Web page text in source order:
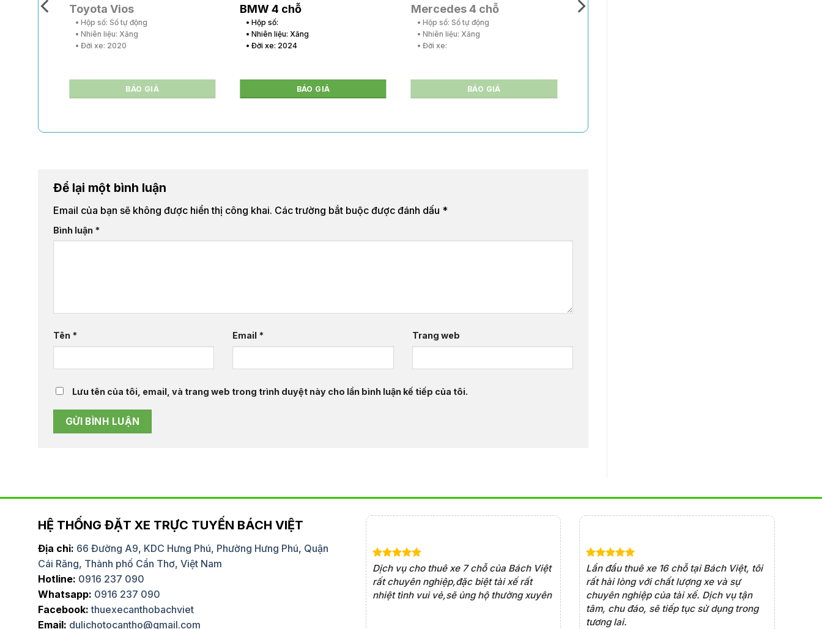
BMW 4 chỗ
• Hộp số:
• Nhiên liệu: Xăng
• Đời xe: 2024
BÁO GIÁ
Mercedes 4 chỗ
• Hộp số: Số tự động
• Nhiên liệu: Xăng
• Đời xe:
BÁO GIÁ
Toyota Vios
• Hộp số: Số tự động
• Nhiên liệu: Xăng
• Đời xe: 2020
BÁO GIÁ
Để lại một bình luận
Email của bạn sẽ không được hiển thị công khai. Các trường bắt buộc được đánh dấu *
Bình luận *
Tên * Email * Trang web
Lưu tên của tôi, email, và trang web trong trình duyệt này cho lần bình luận kế tiếp của tôi.
HỆ THỐNG ĐẶT XE TRỰC TUYẾN BÁCH VIỆT
Địa chỉ: 66 Đường A9, KDC Hưng Phú, Phường Hưng Phú, Quận
Cái Răng, Thành phố Cần Thơ, Việt Nam
Hotline: 0916 237 090
Whatsapp: 0916 237 090
Facebook: thuexecanthobachviet
Email: dulichotocantho@gmail.com
Dịch vụ cho thuê xe 7 chỗ của Bách Việt
rất chuyên nghiệp,đặc biệt tài xế rất
nhiệt tình vui vẻ,sẽ ủng hộ thường xuyên
Lần đầu thuê xe 16 chỗ tại Bách Việt, tôi
rất hài lòng với chất lượng xe và sự
chuyên nghiệp của tài xế. Dịch vụ tận
tâm, chu đáo, sẽ tiếp tục sử dụng trong
tương lai.
xe limousine của Bách Việt
đi xa. Dịch vụ không chỉ đạt
tài xế còn rất vui vẻ, hỗ trợ hết
hài lòng và chắc chắn sẽ thuê
Dịch vụ cho thuê xe 4 chỗ của Bách Việt
chuyến đi của chúng tôi thật thoải mái.